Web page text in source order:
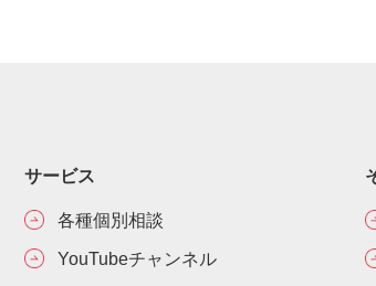
サービス
各種個別相談
YouTubeチャンネル